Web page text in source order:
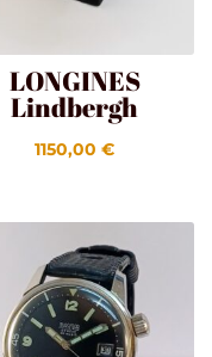
LONGINES
Lindbergh
1150,00€